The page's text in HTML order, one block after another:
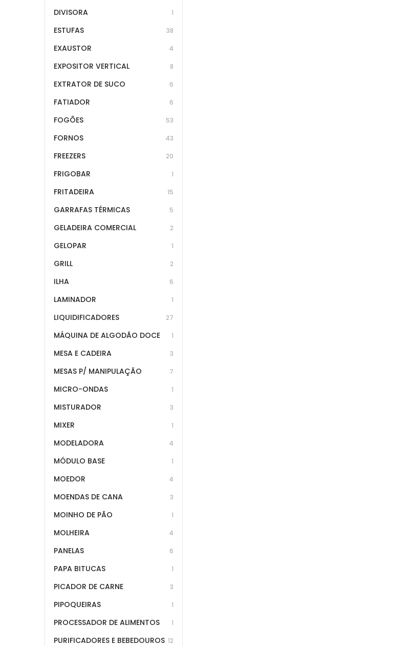
DIVISORA 1
ESTUFAS 38
EXAUSTOR 4
EXPOSITOR VERTICAL 8
EXTRATOR DE SUCO 6
FATIADOR 6
FOGÕES 53
FORNOS 43
FREEZERS 20
FRIGOBAR 1
FRITADEIRA 15
GARRAFAS TÉRMICAS 5
GELADEIRA COMERCIAL 2
GELOPAR 1
GRILL 2
ILHA 6
LAMINADOR 1
LIQUIDIFICADORES 27
MÁQUINA DE ALGODÃO DOCE 1
MESA E CADEIRA 3
MESAS P/ MANIPULAÇÃO 7
MICRO-ONDAS 1
MISTURADOR 3
MIXER 1
MODELADORA 4
MÓDULO BASE 1
MOEDOR 4
MOENDAS DE CANA 3
MOINHO DE PÃO 1
MOLHEIRA 4
PANELAS 6
PAPA BITUCAS 1
PICADOR DE CARNE 3
PIPOQUEIRAS 1
PROCESSADOR DE ALIMENTOS 1
PURIFICADORES E BEBEDOUROS 12